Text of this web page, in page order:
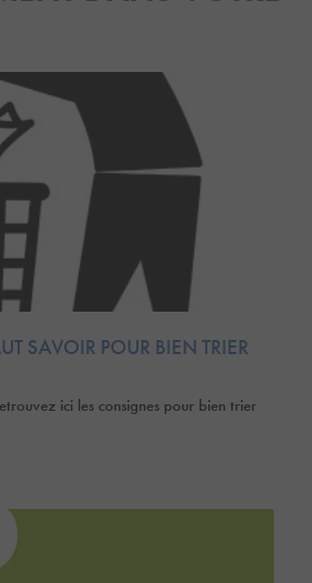
SAVOIR POUR BIEN TRIER
ici les consignes pour bien trier